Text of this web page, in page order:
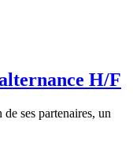
H/F
ses partenaires, un